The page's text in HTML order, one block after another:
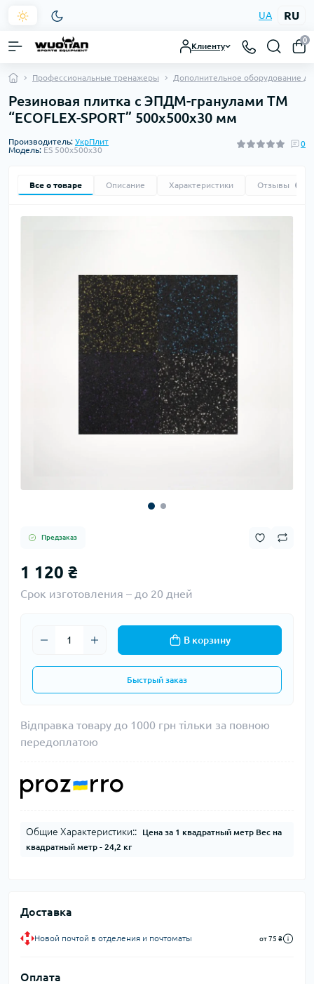
UA RU
Клиенту
0
Профессиональные тренажеры Дополнительное оборудование
Резиновая плитка с ЭПДМ-гранулами ТМ
“ECOFLEX-SPORT” 500х500х30 мм
Производитель: УкрПлит
Модель: ES 500х500х30
0
Все о товаре Описание Характеристики Отзывы
Предзаказ
1 120 ₴
Срок изготовления – до 20 дней
В корзину
Быстрый заказ
Відправка товару до 1000 грн тільки за повною
передоплатою
Общие Характеристики::
Цена за 1 квадратный метр Вес на
квадратный метр - 24,2 кг
Доставка
Новой почтой в отделения и почтоматы от 75 ₴
Оплата